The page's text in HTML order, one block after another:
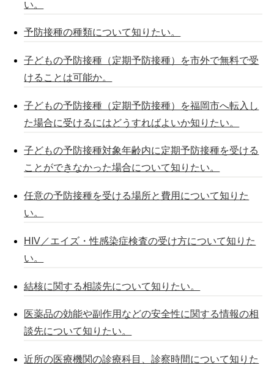
い。
予防接種の種類について知りたい。
子どもの予防接種（定期予防接種）を市外で無料で受
けることは可能か。
子どもの予防接種（定期予防接種）を福岡市へ転入し
た場合に受けるにはどうすればよいか知りたい。
子どもの予防接種対象年齢内に定期予防接種を受ける
ことができなかった場合について知りたい。
任意の予防接種を受ける場所と費用について知りた
い。
HIV／エイズ・性感染症検査の受け方について知りた
い。
結核に関する相談先について知りたい。
医薬品の効能や副作用などの安全性に関する情報の相
談先について知りたい。
近所の医療機関の診療科目、診察時間について知りた